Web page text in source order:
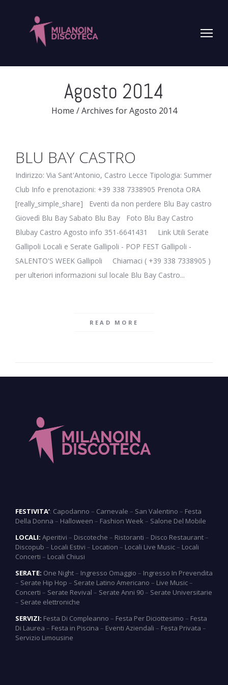
Agosto 2014
Home /Archives for Agosto 2014
BLU BAY CASTRO
Indirizzo: Via Sant'Antonio, Castro Lecce Tipologia: Summer
Club Info e prenotazioni: +39 338 7338905 Prenota ORA
[really_simple_share] Eventi da non perdere Blu Bay castro
Giovedì Blu Bay Sabato Blu Bay Foto Blu Bay Castro
Blubay Castro Agosto info 351-6641431 Link Utili Serate
Gallipoli Locali e Serate Gallipoli - POP FEST Gallipoli -
SALENTO'S WEEK Gallipoli Chiamaci ( +39 338 7338905 )
per ulteriori informazioni sul locale Blu Bay Castro...
READ MORE
FESTIVITA’: Capodanno – Carnevale – San Valentino – Festa
Della Donna – Halloween – Fashion Week – Salone Del Mobile
LOCALI: Aperitivi – Discoteche – Ristoranti – Disco Restaurant–
Discopub – Locali Estivi – Location – Locali Live Music– Locali
Concerti – Locali Chiusi
SERATE: One Night– Ingresso Omaggio – Ingresso In Prevendita
– Serate Hip Hop – Serate Latino Americano – Live Music–
Concerti – Serate Revival – Serate Anni 90– Serate Universitarie
– Serate elettroniche
SERVIZI: Festa Di Compleanno – Festa Per Diciottesimo – Festa
Di Laurea – Festa in Piscina – Eventi Aziendali – Festa Privata –
Servizio Limousine